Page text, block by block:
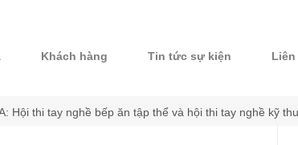
Khách hàng Tin tức sự kiện Liên
Hội thi tay nghề bếp ăn tập thể và hội thi tay nghề kỹ